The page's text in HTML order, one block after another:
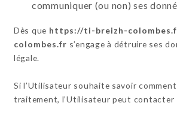
communiquer (ou non) ses
Dès que https://ti-breizh-
colombes.fr s’engage à détruire ses
légale.
Si l’Utilisateur souhaite savoir comment
traitement, l’Utilisateur peut contacter